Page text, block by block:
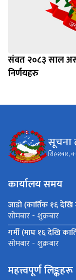
संवत २०८३ साल
निर्णयहरु
सूचना
सिंहदरबार,
कार्यालय समय
जाडो (कार्तिक १६
सोमबार - शुक्रबार
गर्मी (माघ १६ देखि
सोमबार - शुक्रबार
महत्त्वपूर्ण लिङ्कहरू